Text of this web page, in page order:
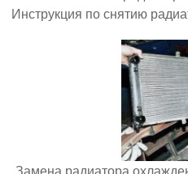
Инструкция по снятию
Замена радиатора